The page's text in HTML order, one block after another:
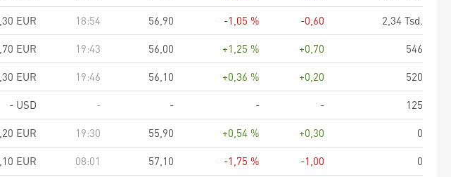
EUR 18:54 56,90 -1,05 % -0,60
2,34 Tsd.
EUR 19:43 56,00 +1,25 % +0,70
546
EUR 19:46 56,10 +0,36 % +0,20
520
- USD - - - -
125
EUR 19:30 55,90 +0,54 % +0,30
0
EUR 08:01 57,10 -1,75 % -1,00
0